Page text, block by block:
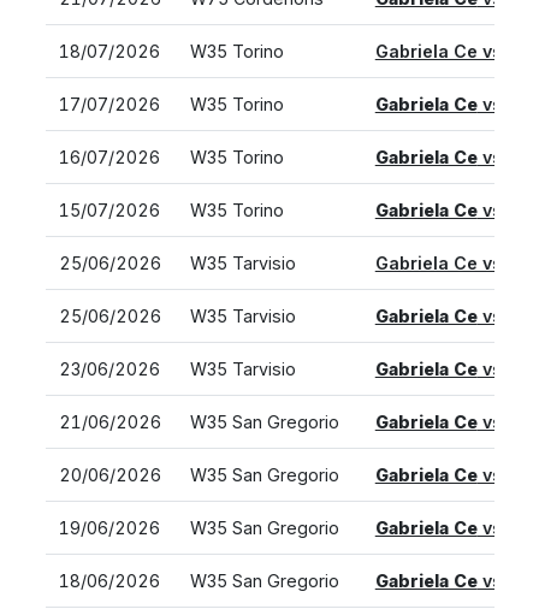
18/07/2026 W35 Torino Gabriela Ce vs.
17/07/2026 W35 Torino Gabriela Cevs.
16/07/2026 W35 Torino Gabriela Cevs.
15/07/2026 W35 Torino Gabriela Cevs.
25/06/2026 W35 Tarvisio Gabriela Ce vs.
25/06/2026 W35 Tarvisio Gabriela Cevs.
23/06/2026 W35 Tarvisio Gabriela Cevs.
21/06/2026 W35 San Gregorio Gabriela Cevs.
20/06/2026 W35 San Gregorio Gabriela Cevs.
19/06/2026 W35 San Gregorio Gabriela Cevs.
18/06/2026 W35 San Gregorio Gabriela Cevs.